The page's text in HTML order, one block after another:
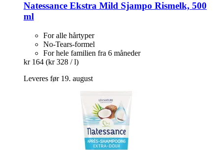
Natessance Ekstra Mild Sjampo Rismelk, 500
ml
For alle hårtyper
No-Tears-formel
For hele familien fra 6 måneder
kr 164 (kr 328 / l)
Leveres før 19. august